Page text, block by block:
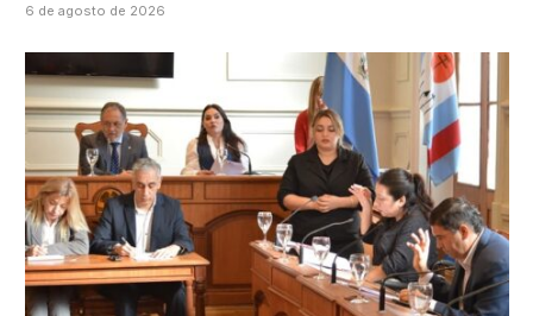
6 de agosto de 2026